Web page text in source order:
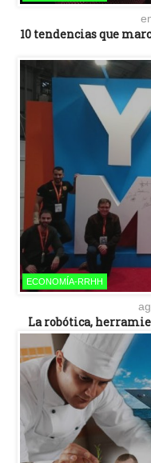
10 tendencias que
ECONOMÍA-RRHH
La robótica,